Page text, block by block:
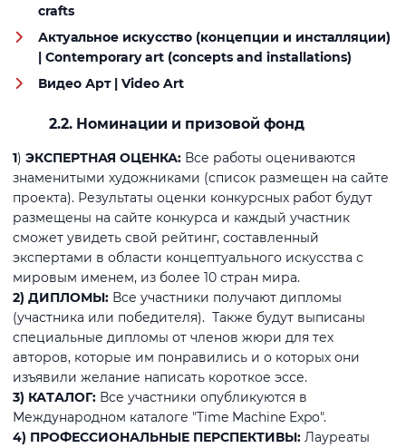
crafts
Актуальное искусство (концепции и инсталляции)
| Contemporary art (concepts and installations)
Видео Арт | Video Art
2.2. Номинации и призовой фонд
1) ЭКСПЕРТНАЯ ОЦЕНКА: Все работы оцениваются
знаменитыми художниками (список размещен на сайте
проекта). Результаты оценки конкурсных работ будут
размещены на сайте конкурса и каждый участник
сможет увидеть свой рейтинг, составленный
экспертами в области концептуального искусства с
мировым именем, из более 10 стран мира.
2) ДИПЛОМЫ: Все участники получают дипломы
(участника или победителя). Также будут выписаны
специальные дипломы от членов жюри для тех
авторов, которые им понравились и о которых они
изъявили желание написать короткое эссе.
3) КАТАЛОГ: Все участники опубликуются в
Международном каталоге "Time Machine Expo".
4) ПРОФЕССИОНАЛЬНЫЕ ПЕРСПЕКТИВЫ: Лауреаты